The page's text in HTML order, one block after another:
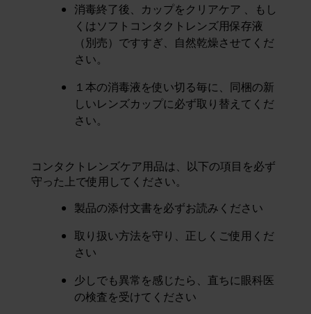
消毒終了後、カップをクリアケア 、もし
くはソフトコンタクトレンズ用保存液
（別売）ですすぎ、自然乾燥させてくだ
さい。
１本の消毒液を使い切る毎に、同梱の新
しいレンズカップに必ず取り替えてくだ
さい。
コンタクトレンズケア用品は、以下の項目を必ず
守った上で使用してください。
製品の添付文書を必ずお読みください
取り扱い方法を守り、正しくご使用くだ
さい
少しでも異常を感じたら、直ちに眼科医
の検査を受けてください